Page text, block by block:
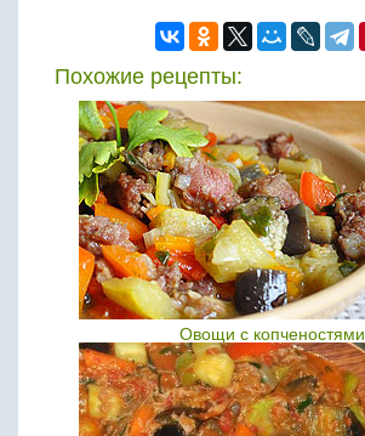
Похожие рецепты:
Овощи с копченостями